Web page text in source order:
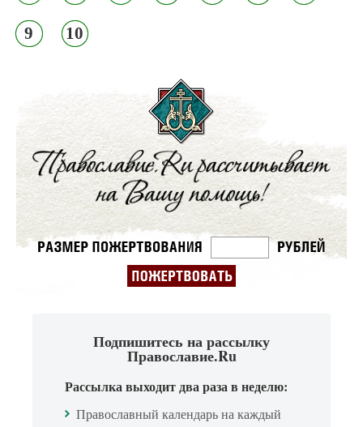
9 10
Подпишитесь на рассылку
Православие.Ru
Рассылка выходит два раза в неделю:
Православный календарь на каждый